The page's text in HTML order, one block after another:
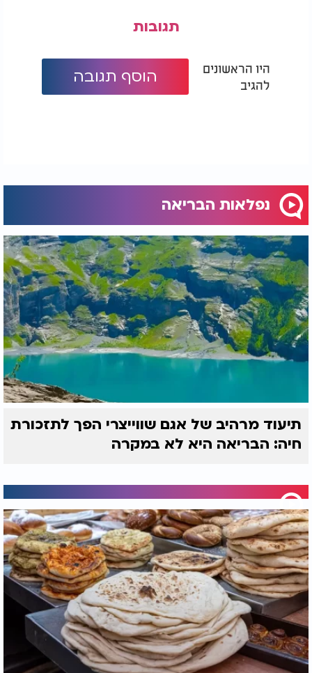
תגובות
היו הראשונים
להגיב
הוסף תגובה
נפלאות הבריאה
תיעוד מרהיב של אגם שווייצרי הפך לתזכורת
חיה: הבריאה היא לא במקרה